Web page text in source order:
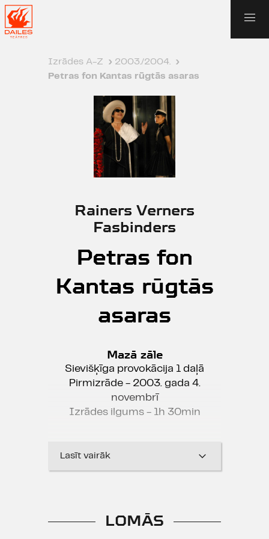
Izrādes A-Z › 2003./2004. ›
Petras fon Kantas rūgtās asaras
Rainers Verners
Fasbinders
Petras fon
Kantas rūgtās
asaras
Mazā zāle
Sievišķīga provokācija 1 daļā
Pirmizrāde - 2003. gada 4.
novembrī
Izrādes ilgums - 1h 30min
Liniņš
un...
Lasīt vairāk
LOMĀS